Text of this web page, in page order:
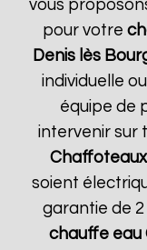
vous
pour votre
Denis lès
individuelle
équipe de
intervenir sur
Chaffoteaux
soient
garantie de
chauffe eau